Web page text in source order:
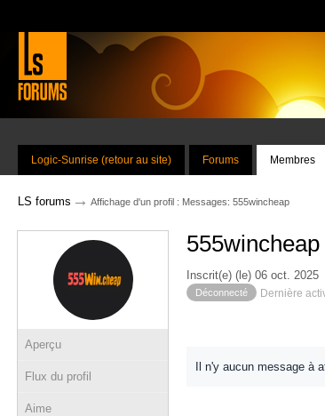
Logic-Sunrise (retour au site) Forums Membres
LS forums → Affichage d'un profil : Messages: 555wincheap
Aperçu
Flux du profil
Aime
555wincheap
Inscrit(e) (le) 06 oct. 2025
Déconnecté Dernière
Il n'y aucun message à